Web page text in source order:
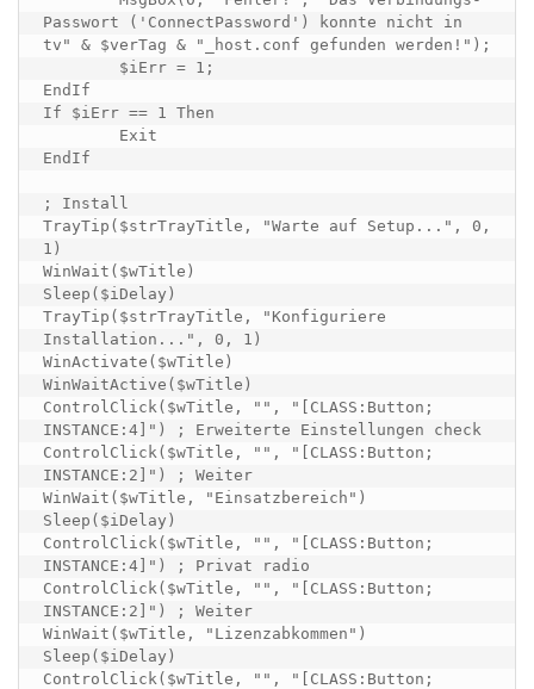
Passwort ('ConnectPassword') konnte nicht in
tv" & $verTag & "_host.conf gefunden werden!");
EndIf
If $iErr == 1 Then
EndIf
; Install
TrayTip($strTrayTitle, "Warte auf Setup...", 0,
1)
WinWait($wTitle)
Sleep($iDelay)
TrayTip($strTrayTitle, "Konfiguriere
Installation...", 0, 1)
WinActivate($wTitle)
WinWaitActive($wTitle)
ControlClick($wTitle, "", "[CLASS:Button;
INSTANCE:4]") ; Erweiterte Einstellungen check
ControlClick($wTitle, "", "[CLASS:Button;
INSTANCE:2]") ; Weiter
WinWait($wTitle, "Einsatzbereich")
Sleep($iDelay)
ControlClick($wTitle, "", "[CLASS:Button;
INSTANCE:4]") ; Privat radio
ControlClick($wTitle, "", "[CLASS:Button;
INSTANCE:2]") ; Weiter
WinWait($wTitle, "Lizenzabkommen")
Sleep($iDelay)
ControlClick($wTitle, "", "[CLASS:Button;